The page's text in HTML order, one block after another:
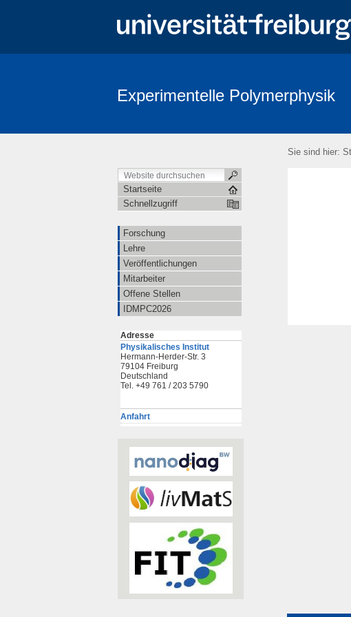
Experimentelle Polymerphysik
Sie sind hier:
Startseite
Schnellzugriff
Forschung
Lehre
Veröffentlichungen
Mitarbeiter
Offene Stellen
IDMPC2026
Adresse
Physikalisches Institut
Hermann-Herder-Str. 3
79104 Freiburg
Deutschland
Tel. +49 761 / 203 5790
Anfahrt